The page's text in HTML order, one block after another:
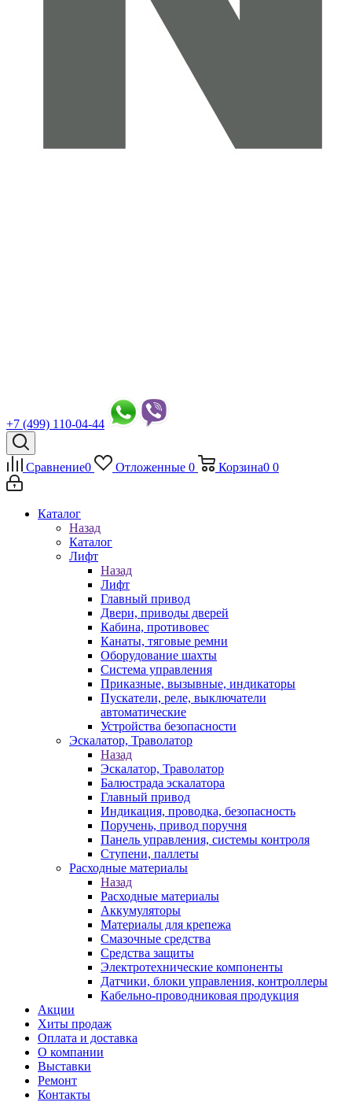
+7 (499) 110-04-44
Сравнение0 Отложенные 0 Корзина0 0
Каталог
Назад
Каталог
Лифт
Назад
Лифт
Главный привод
Двери, приводы дверей
Кабина, противовес
Канаты, тяговые ремни
Оборудование шахты
Система управления
Приказные, вызывные, индикаторы
Пускатели, реле, выключатели
автоматические
Устройства безопасности
Эскалатор, Траволатор
Назад
Эскалатор, Траволатор
Балюстрада эскалатора
Главный привод
Индикация, проводка, безопасность
Поручень, привод поручня
Панель управления, системы контроля
Ступени, паллеты
Расходные материалы
Назад
Расходные материалы
Аккумуляторы
Материалы для крепежа
Смазочные средства
Средства защиты
Электротехнические компоненты
Датчики, блоки управления, контроллеры
Кабельно-проводниковая продукция
Акции
Хиты продаж
Оплата и доставка
О компании
Выставки
Ремонт
Контакты